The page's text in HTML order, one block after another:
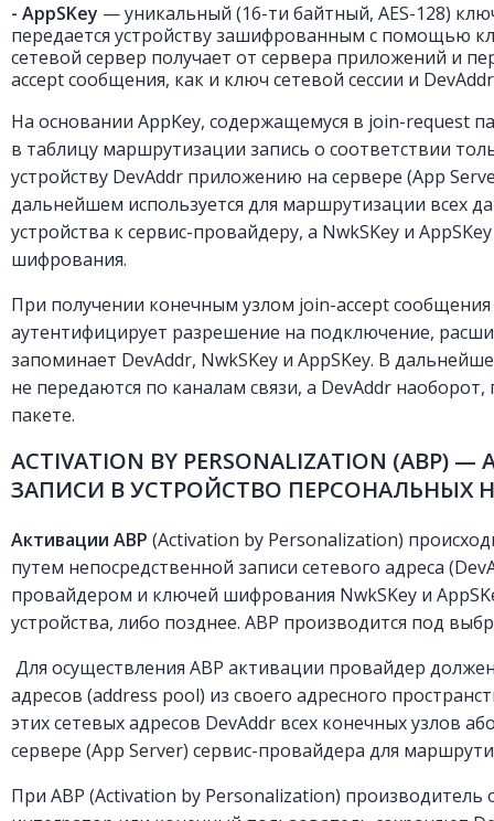
- AppSKey — уникальный (16-ти байтный, AES-128)
передается устройству зашифрованным с помощью
сетевой сервер получает от сервера приложений и
accept сообщения, как и ключ сетевой сессии и
На основании AppKey, содержащемуся в join-request
в таблицу маршрутизации запись о соответствии
устройству DevAddr приложению на сервере (App
дальнейшем используется для маршрутизации всех
устройства к сервис-провайдеру, а NwkSKey и
шифрования.
При получении конечным узлом join-accept сообщения
аутентифицирует разрешение на подключение,
запоминает DevAddr, NwkSKey и AppSKey. В
не передаются по каналам связи, а DevAddr
пакете.
ACTIVATION BY PERSONALIZATION
ЗАПИСИ В УСТРОЙСТВО ПЕРСОНАЛЬНЫХ
Активации ABP (Activation by Personalization)
путем непосредственной записи сетевого адреса
провайдером и ключей шифрования NwkSKey и
устройства, либо позднее. ABP производится под
Для осуществления ABP активации провайдер
адресов (address pool) из своего адресного
этих сетевых адресов DevAddr всех конечных узлов
сервере (App Server) сервис-провайдера для
При ABP (Activation by Personalization) производитель